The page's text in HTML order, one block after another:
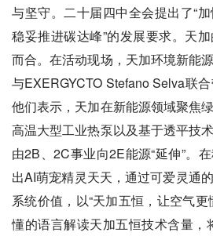
与坚守。二十届四中全会提出了“
稳妥推进碳达峰”的发展要求。天
而合。在活动现场，天加环境新能
与EXERGYCTO Stefano Selva联
他们表示，天加在新能源领域聚焦
高温大型工业热泵以及基于透平技
由2B、2C事业向2E能源“延伸”。
出AI萌宠精灵天天，通过可爱灵通
系统价值，以“天加五恒，让空气
懂的语言解读天加五恒技术含量，